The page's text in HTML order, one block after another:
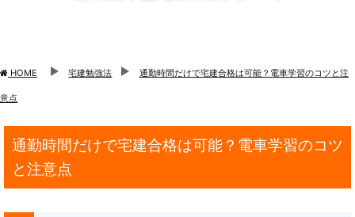
HOME 宅建勉強法 通勤時間だけで宅建合格は可能？電車学習のコツと注
意点
通勤時間だけで宅建合格は可能？電車学習のコツ
と注意点